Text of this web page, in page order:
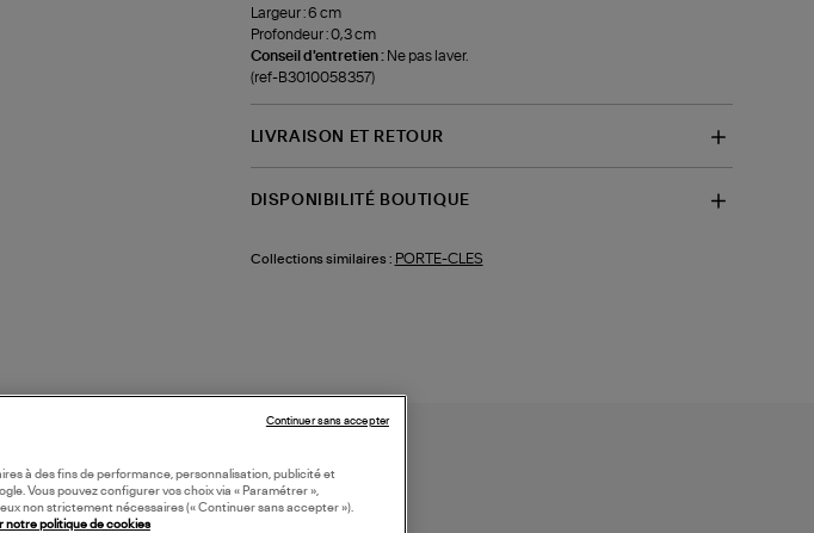
Largeur : 6 cm
Profondeur : 0,3 cm
Conseil d'entretien : Ne pas laver.
(ref-B3010058357)
LIVRAISON ET RETOUR
DISPONIBILITÉ BOUTIQUE
Collections similaires : PORTE-CLES
à des fins de performance, personnalisation, publicité et
Vous pouvez configurer vos choix via « Paramétrer »,
non strictement nécessaires (« Continuer sans accepter »).
notre politique de cookies
Continuer sans accepter